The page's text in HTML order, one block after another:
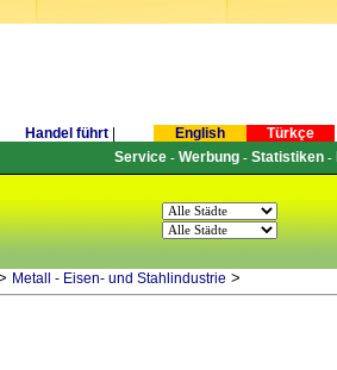
Handel führt English Türkçe
Service- Werbung- Statistiken-
Metall - Eisen- und Stahlindustrie >